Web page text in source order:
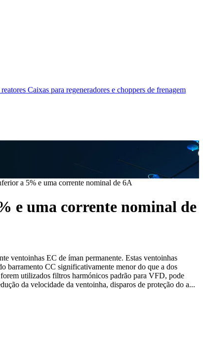
Caixas para regeneradores e choppers de frenagem
a 5% e uma corrente nominal de 6A
e uma corrente nominal de
ventoinhas EC de íman permanente. Estas ventoinhas
barramento CC significativamente menor do que a dos
forem utilizados filtros harmónicos padrão para VFD, pode
da velocidade da ventoinha, disparos de proteção do a...